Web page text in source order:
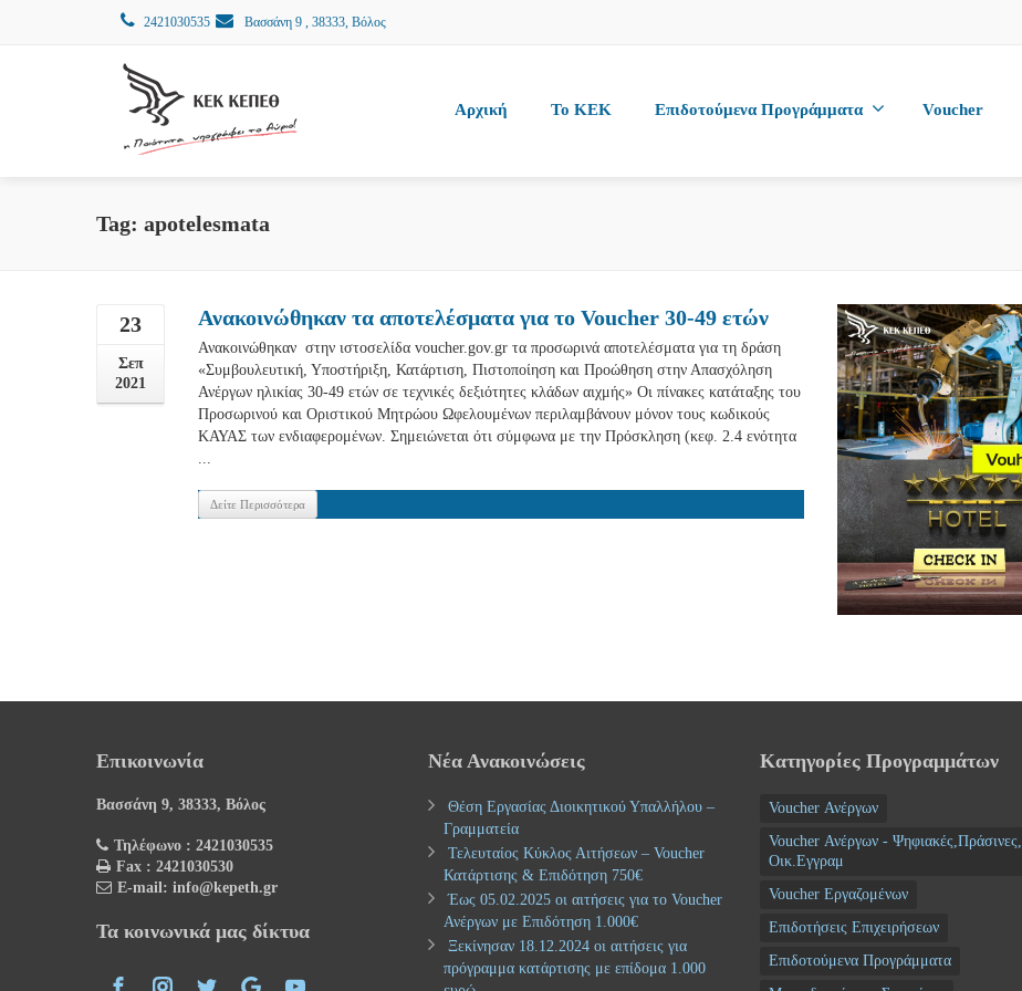
2421030535 Βασσάνη 9 , 38333, Βόλος
Αρχική To KEK Επιδοτούμενα Προγράμματα Voucher
Tag: apotelesmata
23
Σεπ
2021
Ανακοινώθηκαν τα αποτελέσματα για το Voucher 30-49 ετών
Ανακοινώθηκαν στην ιστοσελίδα voucher.gov.gr τα προσωρινά αποτελέσματα για τη δράση
«Συμβουλευτική, Υποστήριξη, Κατάρτιση, Πιστοποίηση και Προώθηση στην Απασχόληση
Ανέργων ηλικίας 30-49 ετών σε τεχνικές δεξιότητες κλάδων αιχμής» Οι πίνακες κατάταξης του
Προσωρινού και Οριστικού Μητρώου Ωφελουμένων περιλαμβάνουν μόνον τους κωδικούς
ΚΑΥΑΣ των ενδιαφερομένων. Σημειώνεται ότι σύμφωνα με την Πρόσκληση (κεφ. 2.4 ενότητα
...
Δείτε Περισσότερα
Επικοινωνία
Βασσάνη 9, 38333, Βόλος
Τηλέφωνο : 2421030535
Fax : 2421030530
E-mail: info@kepeth.gr
Τα κοινωνικά μας δίκτυα
Νέα Ανακοινώσεις
Θέση Εργασίας Διοικητικού Υπαλλήλου –
Γραμματεία
Τελευταίος Κύκλος Αιτήσεων – Voucher
Κατάρτισης & Επιδότηση 750€
Έως 05.02.2025 οι αιτήσεις για το Voucher
Ανέργων με Επιδότηση 1.000€
Ξεκίνησαν 18.12.2024 οι αιτήσεις για
πρόγραμμα κατάρτισης με επίδομα 1.000
Κατηγορίες Προγραμμάτων
Voucher Ανέργων
Voucher Ανέργων - Ψηφιακές,Πράσινες,
Οικ.Εγγραμ
Voucher Εργαζομένων
Επιδοτήσεις Επιχειρήσεων
Επιδοτούμενα Προγράμματα